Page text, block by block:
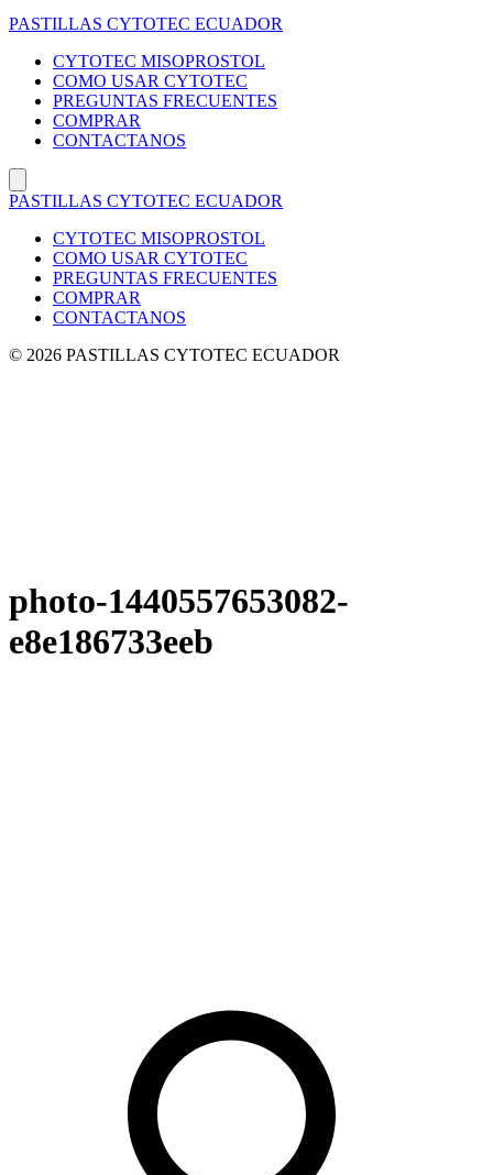
Saltar
al
contenido
PASTILLAS CYTOTEC ECUADOR
CYTOTEC MISOPROSTOL
COMO USAR CYTOTEC
PREGUNTAS FRECUENTES
COMPRAR
CONTACTANOS
PASTILLAS CYTOTEC ECUADOR
CYTOTEC MISOPROSTOL
COMO USAR CYTOTEC
PREGUNTAS FRECUENTES
COMPRAR
CONTACTANOS
© 2026 PASTILLAS CYTOTEC ECUADOR
photo-1440557653082-
e8e186733eeb